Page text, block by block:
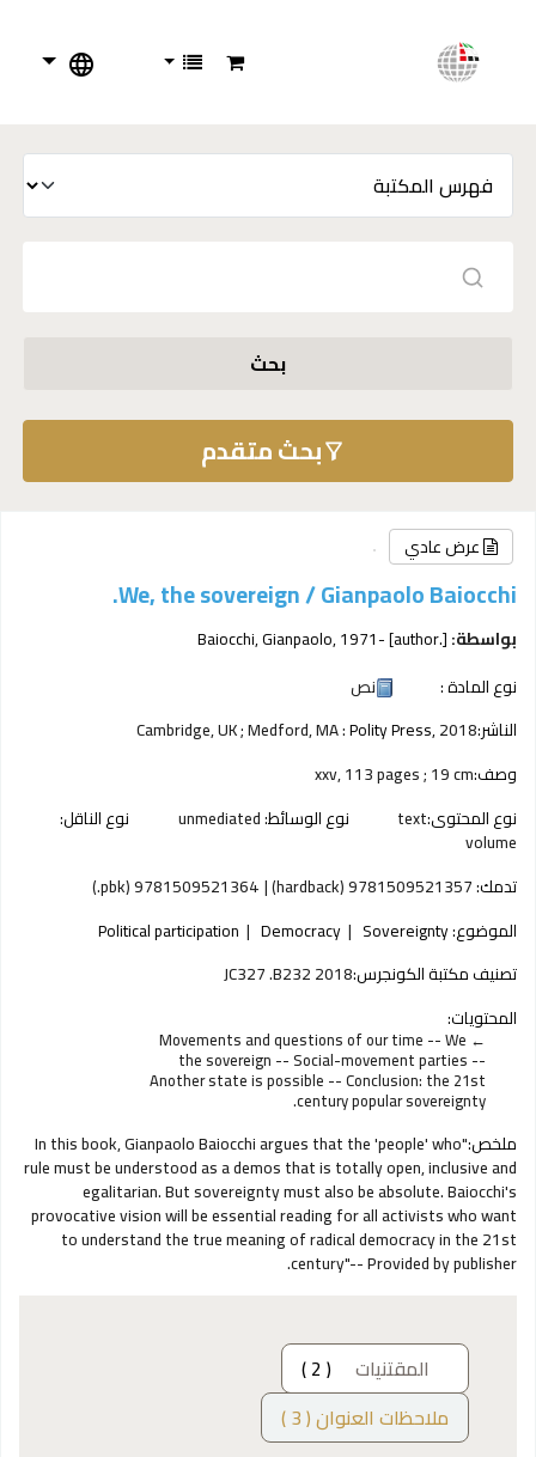
بحث
بحث متقدم
عرض عادي
We, the sovereign /Gianpaolo Baiocchi.
بواسطة: Baiocchi, Gianpaolo, 1971-[author.]
نوع المادة :
نص
الناشر:
Cambridge, UK ; Medford, MA :Polity Press,2018
وصف:xxv, 113 pages ; 19 cm
نوع المحتوى:text نوع الوسائط:unmediated نوع الناقل:
volume
تدمك:9781509521357 (hardback)
9781509521364 (pbk.)
الموضوع:Sovereignty
Democracy
Political participation
تصنيف مكتبة الكونجرس:JC327 .B232 2018
المحتويات:
Movements and questions of our time -- We
the sovereign -- Social-movement parties --
Another state is possible -- Conclusion: the 21st
century popular sovereignty.
ملخص: "In this book, Gianpaolo Baiocchi argues that the 'people' who
rule must be understood as a demos that is totally open, inclusive and
egalitarian. But sovereignty must also be absolute. Baiocchi's
provocative vision will be essential reading for all activists who want
to understand the true meaning of radical democracy in the 21st
century"-- Provided by publisher.
المقتنيات
( 2 )
ملاحظات العنوان ( 3 )